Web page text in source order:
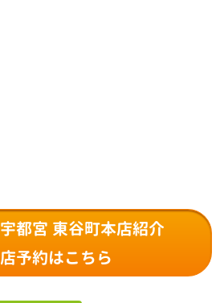
都宮 東谷町本店紹介
予約はこちら